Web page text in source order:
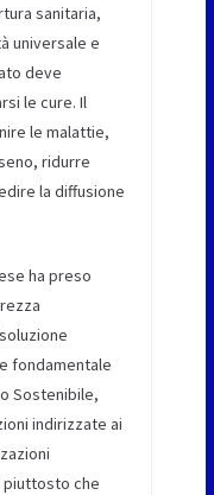
sanitaria,
universale e
deve
le cure. Il
le malattie,
ridurre
la diffusione
ha preso
fondamentale
Sostenibile,
indirizzate ai
che